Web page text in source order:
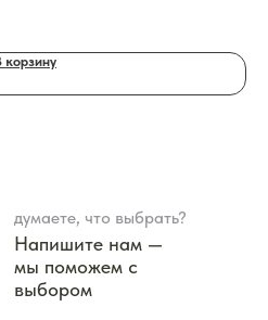
корзину
думаете, что выбрать?
Напишите нам —
мы поможем с
выбором